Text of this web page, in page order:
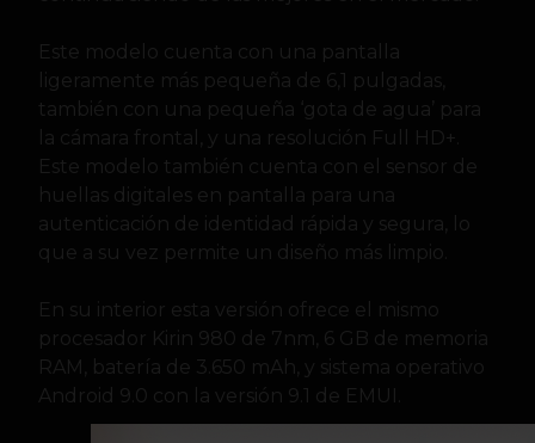
Este modelo cuenta con una pantalla
ligeramente más pequeña de 6,1 pulgadas,
también con una pequeña ‘gota de agua’ para
la cámara frontal, y una resolución Full HD+.
Este modelo también cuenta con el sensor de
huellas digitales en pantalla para una
autenticación de identidad rápida y segura, lo
que a su vez permite un diseño más limpio.
En su interior esta versión ofrece el mismo
procesador Kirin 980 de 7nm, 6 GB de memoria
RAM, batería de 3.650 mAh, y sistema operativo
Android 9.0 con la versión 9.1 de EMUI.